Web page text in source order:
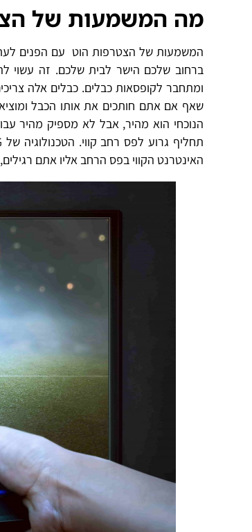
מה המשמעות של
המשמעות של הצטרפות הוט עם הפנים
ברחוב שלכם הישר לבית שלכם. זה עשוי
ומתחבר לקופסאות כבלים. כבלים אלה
שאף אם אתם חותכים את אותו הכבל
האינטרנט הקווי בפס הרחב אליו אתם